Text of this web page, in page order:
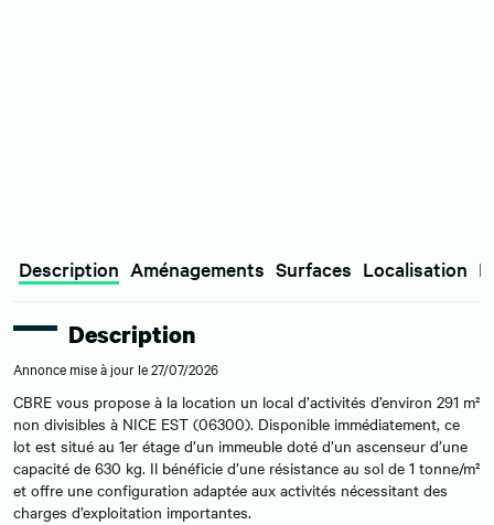
Description Aménagements Surfaces Localisation
Description
Annonce mise à jour le 27/07/2026
CBRE vous propose à la location un local d’activités d’environ 291 m²
non divisibles à NICE EST (06300). Disponible immédiatement, ce
lot est situé au 1er étage d’un immeuble doté d’un ascenseur d’une
capacité de 630 kg. Il bénéficie d’une résistance au sol de 1 tonne/m²
et offre une configuration adaptée aux activités nécessitant des
charges d’exploitation importantes.